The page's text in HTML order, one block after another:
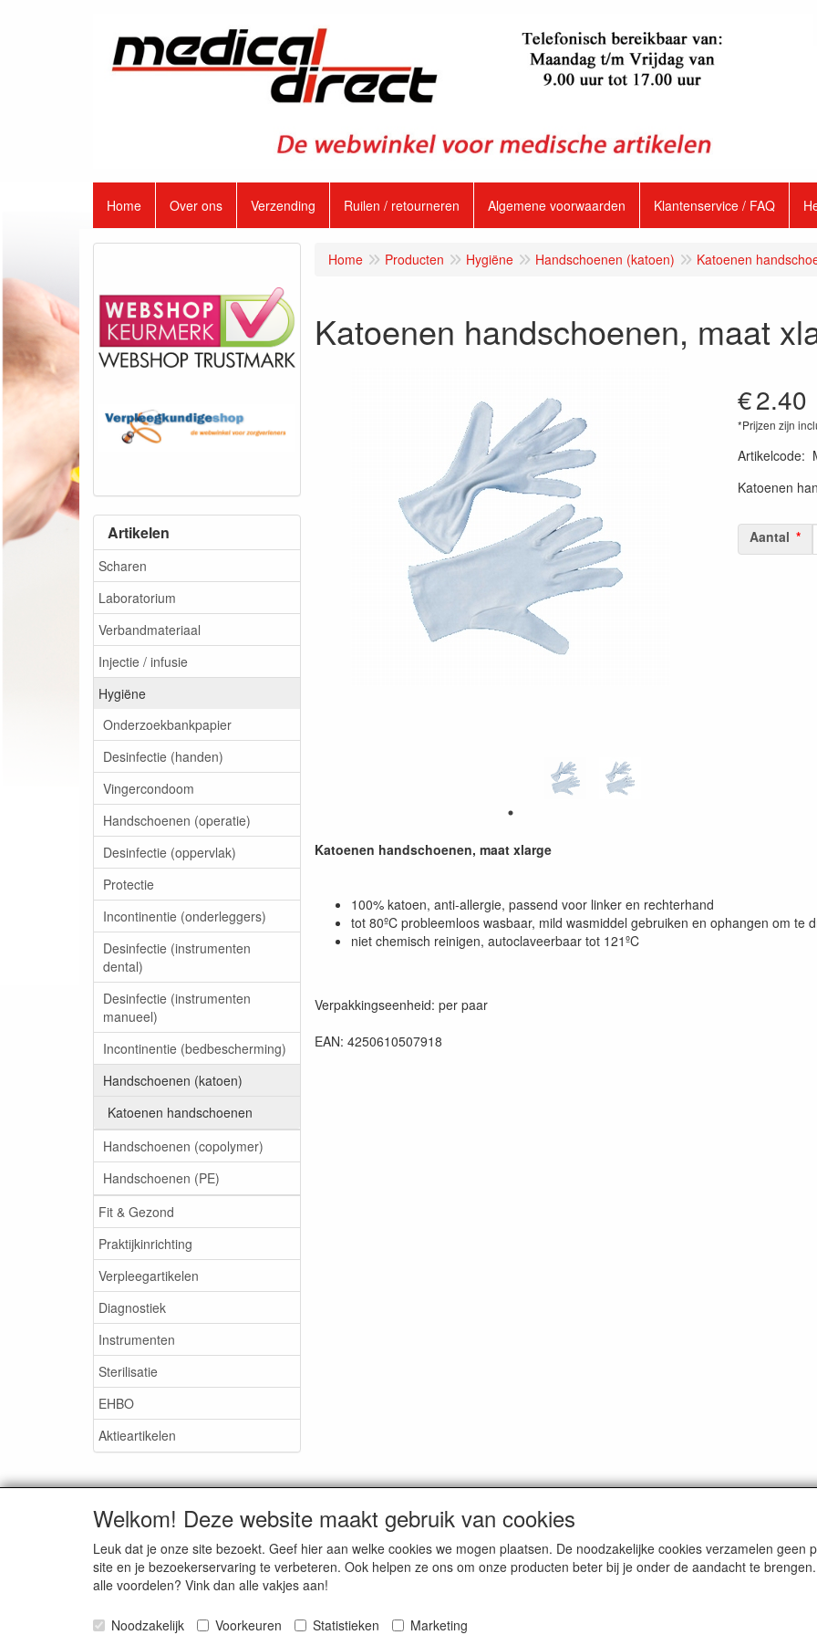
Home Over ons Verzending Ruilen / retourneren Algemene voorwaarden Klantenservice / FAQ
Artikelen
Scharen
Laboratorium
Verbandmateriaal
Injectie / infusie
Hygiëne
Onderzoekbankpapier
Desinfectie (handen)
Vingercondoom
Handschoenen (operatie)
Desinfectie (oppervlak)
Protectie
Incontinentie (onderleggers)
Desinfectie (instrumenten
dental)
Desinfectie (instrumenten
manueel)
Incontinentie (bedbescherming)
Handschoenen (katoen)
Katoenen handschoenen
Handschoenen (copolymer)
Handschoenen (PE)
Fit & Gezond
Praktijkinrichting
Verpleegartikelen
Diagnostiek
Instrumenten
Sterilisatie
EHBO
Aktieartikelen
Home Producten Hygiëne Handschoenen (katoen) Katoenen
Katoenen handschoenen, maat
€2.40
*Prijzen zijn
Artikelcode:
Katoenen
Aantal
Katoenen handschoenen, maat xlarge
100% katoen, anti-allergie, passend voor linker en rechterhand
tot 80ºC probleemloos wasbaar, mild wasmiddel gebruiken en ophangen om te
niet chemisch reinigen, autoclaveerbaar tot 121ºC
Verpakkingseenheid: per paar
EAN: 4250610507918
Welkom! Deze website maakt gebruik van cookies
Leuk dat je onze site bezoekt. Geef hier aan welke cookies we mogen plaatsen. De noodzakelijke cookies verzamelen
site en je bezoekerservaring te verbeteren. Ook helpen ze ons om onze producten beter bij je onder de aandacht te
alle voordelen? Vink dan alle vakjes aan!
Noodzakelijk Voorkeuren Statistieken Marketing